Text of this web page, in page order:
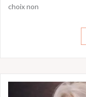
choix non